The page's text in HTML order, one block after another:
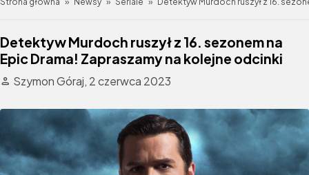
Detektyw Murdoch ruszył z 16. sezonem na
Epic Drama! Zapraszamy na kolejne odcinki
Szymon Góraj, 2 czerwca 2023